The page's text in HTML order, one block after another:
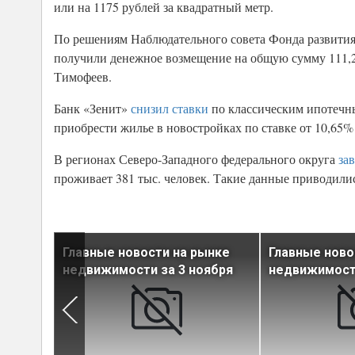
или на 1175 рублей за квадратный метр.
По решениям Наблюдательного совета Фонда
получили денежное возмещение на общую сумму
Тимофеев.
Банк «Зенит» снизил ставки по классическим
приобрести жилье в новостройках по ставке от
В регионах Северо-Западного федерального округа
проживает 381 тыс. человек. Такие данные
Главные новости на рынке
недвижимости за 3 ноября
Главные